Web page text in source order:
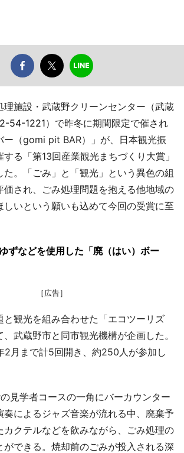
理施設・武蔵野クリーンセンター（武蔵
54-1221）で昨冬に期間限定で催され
ー（gomi pit BAR）」が、日本観光振
る「第13回産業観光まちづくり大賞」
た。「ごみ」と「観光」という異色の組
価され、ごみ処理問題を抱える他地域の
しいという願いも込めて今回の受賞に至
ずなどを使用した「廃（はい）ボー
［広告］
観光を組み合わせた「エコツーリズ
武蔵野市と同市観光機構が企画した。
2月まで計5回開き、約250人が参加し
見学者コースの一角にバーカウンター
奏によるジャズ音楽が流れる中、廃棄予
カクテルなどを飲みながら、ごみ処理の
ができる。焼却前のごみが投入される深